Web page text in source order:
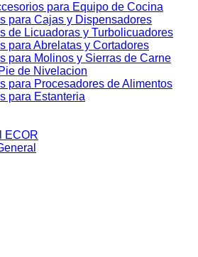
para Equipo de Cocina
para Cajas y Dispensadores
de Licuadoras y Turbolicuadores
para Abrelatas y Cortadores
para Molinos y Sierras de Carne
de Nivelacion
para Procesadores de Alimentos
para Estanteria
ECOR